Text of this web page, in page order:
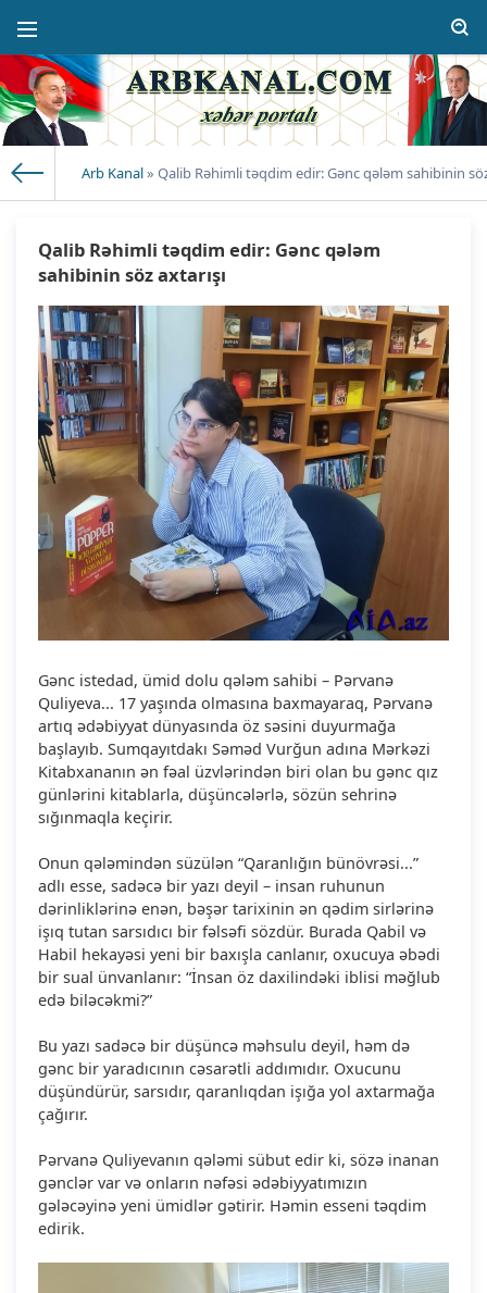
Arb Kanal» Qalib Rəhimli təqdim edir: Gənc qələm sahibinin söz
Qalib Rəhimli təqdim edir: Gənc qələm
sahibinin söz axtarışı
Gənc istedad, ümid dolu qələm sahibi – Pərvanə
Quliyeva... 17 yaşında olmasına baxmayaraq, Pərvanə
artıq ədəbiyyat dünyasında öz səsini duyurmağa
başlayıb. Sumqayıtdakı Səməd Vurğun adına Mərkəzi
Kitabxananın ən fəal üzvlərindən biri olan bu gənc qız
günlərini kitablarla, düşüncələrlə, sözün sehrinə
sığınmaqla keçirir.
Onun qələmindən süzülən “Qaranlığın bünövrəsi...”
adlı esse, sadəcə bir yazı deyil – insan ruhunun
dərinliklərinə enən, bəşər tarixinin ən qədim sirlərinə
işıq tutan sarsıdıcı bir fəlsəfi sözdür. Burada Qabil və
Habil hekayəsi yeni bir baxışla canlanır, oxucuya əbədi
bir sual ünvanlanır: “İnsan öz daxilindəki iblisi məğlub
edə biləcəkmi?”
Bu yazı sadəcə bir düşüncə məhsulu deyil, həm də
gənc bir yaradıcının cəsarətli addımıdır. Oxucunu
düşündürür, sarsıdır, qaranlıqdan işığa yol axtarmağa
çağırır.
Pərvanə Quliyevanın qələmi sübut edir ki, sözə inanan
gənclər var və onların nəfəsi ədəbiyyatımızın
gələcəyinə yeni ümidlər gətirir. Həmin esseni təqdim
edirik.